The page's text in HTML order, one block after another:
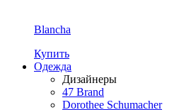
Blancha
Купить
Одежда
Дизайнеры
47 Brand
Dorothee Schumacher